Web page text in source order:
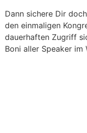
Dann sichere Dir
den einmaligen
dauerhaften Zugriff
Boni aller Speaker im